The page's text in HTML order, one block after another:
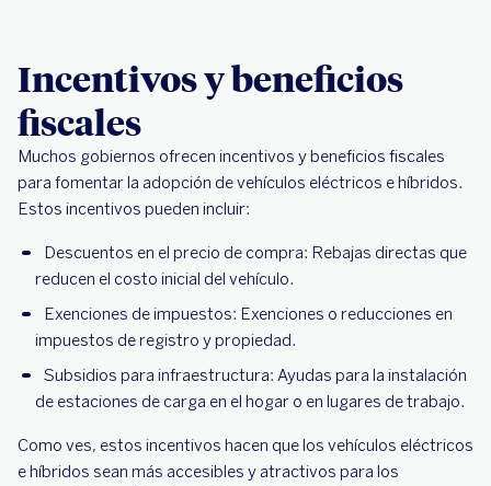
Incentivos y beneficios
fiscales
Muchos gobiernos ofrecen incentivos y beneficios fiscales
para fomentar la adopción de vehículos eléctricos e híbridos.
Estos incentivos pueden incluir:
Descuentos en el precio de compra: Rebajas directas que
reducen el costo inicial del vehículo.
Exenciones de impuestos: Exenciones o reducciones en
impuestos de registro y propiedad.
Subsidios para infraestructura: Ayudas para la instalación
de estaciones de carga en el hogar o en lugares de trabajo.
Como ves, estos incentivos hacen que los vehículos eléctricos
e híbridos sean más accesibles y atractivos para los